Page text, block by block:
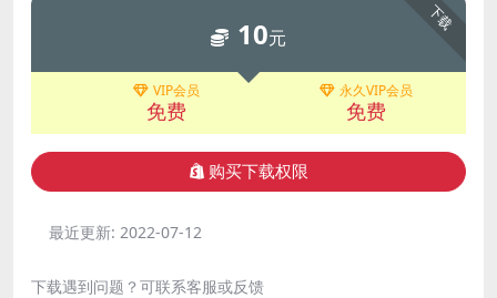
下载
10元
VIP会员
免费
永久VIP会员
免费
购买下载权限
最近更新: 2022-07-12
下载遇到问题？可联系客服或反馈